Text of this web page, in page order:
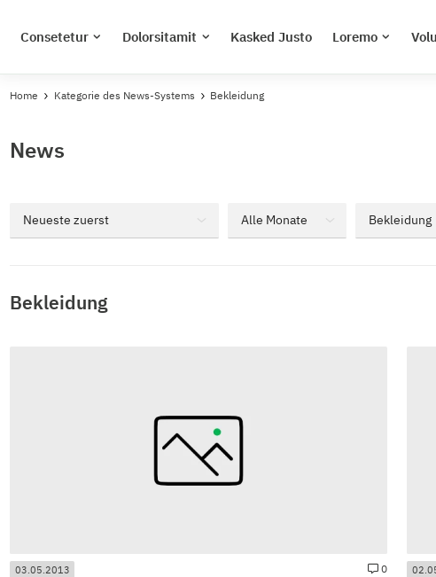
Consetetur Dolorsitamit Kasked Justo Loremo
Home Kategorie des News-Systems Bekleidung
News
Bekleidung
03.05.2013 0